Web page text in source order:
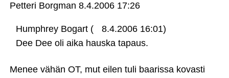
Petteri Borgman 8.4.2006 17:26
Humphrey Bogart (
8.4.2006 16:01)
Dee Dee oli aika hauska tapaus.
Menee vähän OT, mut eilen tuli baarissa kovasti